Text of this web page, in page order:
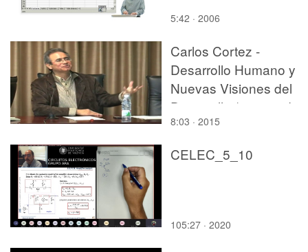
5:42 · 2006
Carlos Cortez -
Desarrollo Humano y
Nuevas Visiones del
Desarrollo (parte 3 de
8:03 · 2015
CELEC_5_10
105:27 · 2020